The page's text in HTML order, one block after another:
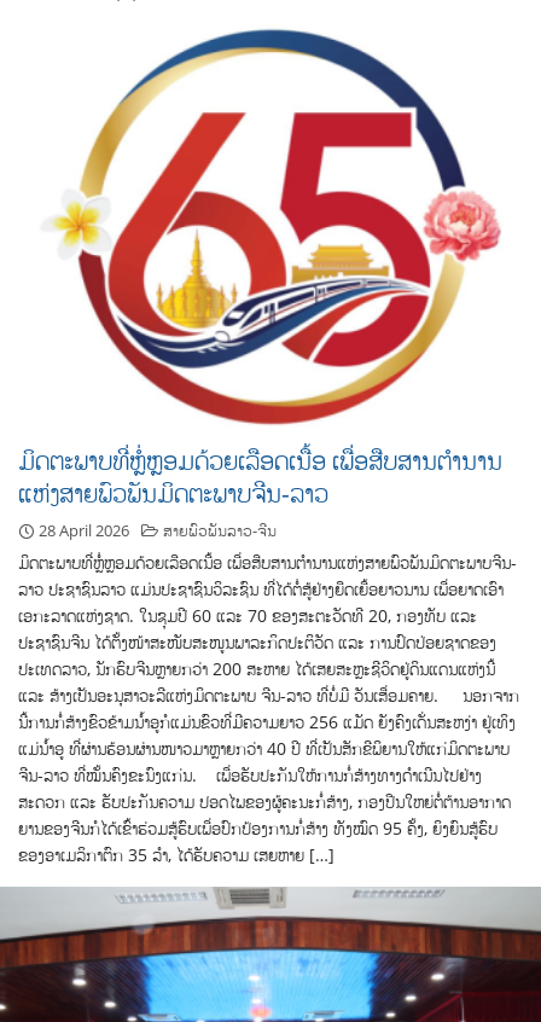
ມິດຕະພາບທີ່ຫຼ່ໍຫຼອມດ້ວຍເລືອດເນື້ອ ເພື່ອສືບສານຕຳນານ
ແຫ່ງສາຍພົວພັນມິດຕະພາບຈີນ-ລາວ
28 April 2026 ສາຍພົວພັນລາວ-ຈີນ
ມິດຕະພາບທີ່ຫຼ່ໍຫຼອມດ້ວຍເລືອດເນື້ອ ເພື່ອສືບສານຕຳນານແຫ່ງສາຍພົວພັນມິດຕະພາບຈີນ-
ລາວ ປະຊາຊົນລາວ ແມ່ນປະຊາຊົນວິລະຊົນ ທີ່ໄດ້ຕໍ່ສູ້ຢ່າງຍືດເຍື້ອຍາວນານ ເພື່ອຍາດເອົາ
ເອກະລາດແຫ່ງຊາດ. ໃນຊຸມປີ 60 ແລະ 70 ຂອງສະຕະວັດທີ 20, ກອງທັບ ແລະ
ປະຊາຊົນຈີນ ໄດ້ຕັ້ງໜ້າສະໜັບສະໜູນພາລະກິດປະຕິວັດ ແລະ ການປົດປ່ອຍຊາດຂອງ
ປະເທດລາວ, ນັກຮົບຈີນຫຼາຍກວ່າ 200 ສະຫາຍ ໄດ້ເສຍສະຫຼະຊີວິດຢູ່ດິນແດນແຫ່ງນີ້
ແລະ ສ້າງເປັນອະນຸສາວະລີແຫ່ງມິດຕະພາບ ຈີນ-ລາວ ທີ່ບໍ່ມີ ວັນເສື່ອມຄາຍ. ນອກຈາກ
ນີ້ການກໍ່ສ້າງຂົວຂ້າມນ້ຳອູກໍແມ່ນຂົວທີ່ມີຄວາມຍາວ 256 ແມັດ ຍັງຄົງເດັ່ນສະຫງ່າ ຢູ່ເທິງ
ແມ່ນ້ຳອູ ທີ່ຜ່ານຮ້ອນຜ່ານໜາວມາຫຼາຍກວ່າ 40 ປີ ທີ່ເປັນສັກຂີພິຍານໃຫ້ແກ່ມິດຕະພາບ
ຈີນ-ລາວ ທີ່ໝັ້ນຄົງຂະນົງແກ່ນ. ເພື່ອຮັບປະກັນໃຫ້ການກໍ່ສ້າງທາງດຳເນີນໄປຢ່າງ
ສະດວກ ແລະ ຮັບປະກັນຄວາມ ປອດໄພຂອງຜູ້ຄະນະກໍ່ສ້າງ, ກອງປືນໃຫຍ່ຕໍ່ຕ້ານອາກາດ
ຍານຂອງຈີນກໍໄດ້ເຂົ້າຮ່ວມສູ້ຮົບເພື່ອປົກປ້ອງການກໍ່ສ້າງ ທັງໝົດ 95 ຄັ້ງ, ຍິງຍົນສູ້ຮົບ
ຂອງອາເມລິກາຕົກ 35 ລຳ, ໄດ້ຮັບຄວາມ ເສຍຫາຍ […]